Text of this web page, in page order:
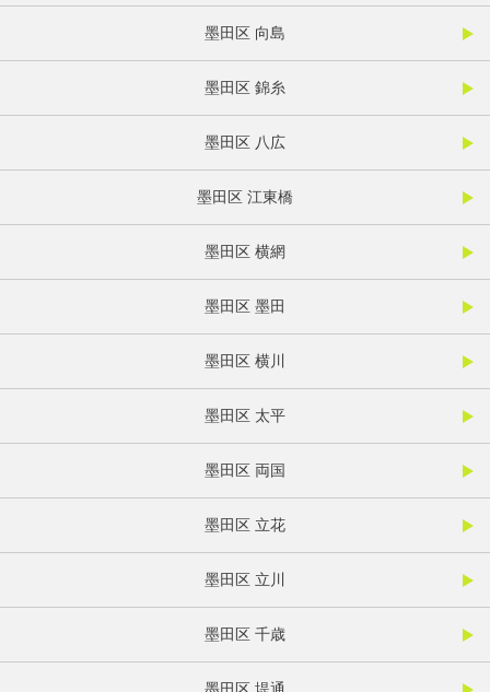
墨田区 向島
墨田区 錦糸
墨田区 八広
墨田区 江東橋
墨田区 横網
墨田区 墨田
墨田区 横川
墨田区 太平
墨田区 両国
墨田区 立花
墨田区 立川
墨田区 千歳